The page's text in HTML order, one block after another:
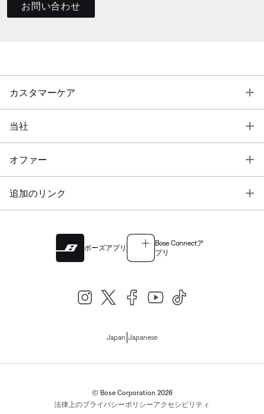
お問い合わせ
カスタマーケア
当社
オファー
追加のリンク
ボーズアプリ
Bose Connectア
プリ
Japan Japanese
© Bose Corporation 2026
法律上のプライバシーポリシーアクセシビリティ